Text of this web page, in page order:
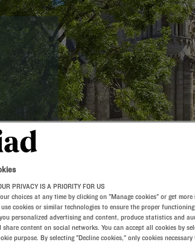
Sie sich im komfortablen Kyriad Hotel ein. Wir
PRIVACY IS A PRIORITY FOR US
choices at any time by clicking on "Manage cookies" or get
use cookies or similar technologies to ensure the proper
personalized advertising and content, produce statistics and
share content on social networks. You can accept all cookies by
purpose. By selecting "Decline cookies," only cookies